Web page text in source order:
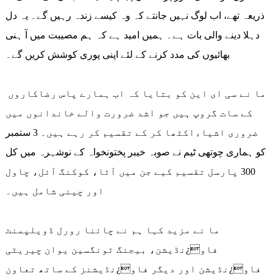
ذریعہ تھے، اب لوگ نہیں جانتے کہ وہ کیسے زندہ رہیں گے۔ یہ دل
دہلا دینے والی بات ہے۔ ہمیں امید ہے کہ ہم مصیبت میں آ ہنی
کے سات گروپ ہیں جو اشد ضرورت والے خاندانوں میں
ضروری اشیاءاکٹھا کر کے تقسیم کر رہے ہیں۔ 3 ستمبر
کو ہماری چوتھی ٹیم نے صوبہ خیبر پختونخواہ کے نوشہرہ میں کل
300 پارسل تقسیم کیے جن میں آٹا، کوکنگ آئل، چاول
ما نے مزید کہا ہم نے چائنا رورل ڈویلپمنٹ
فاو¿نڈیشن، بیجنگ ٹونگسین یوان چیریٹی
فاو¿نڈیشن اور دیگر فاو¿نڈیشنز کے ساتھ تعاون